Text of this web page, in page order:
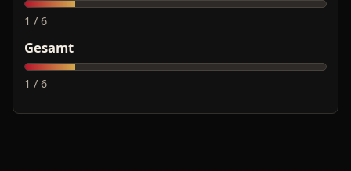
1 / 6
Gesamt
1 / 6